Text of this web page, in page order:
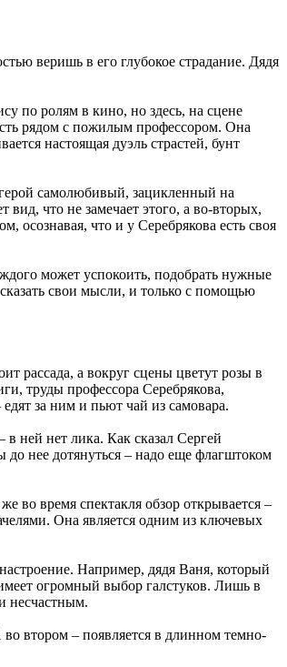
веришь в его глубокое страдание. Дядя
по ролям в кино, но здесь, на сцене
рядом с пожилым профессором. Она
настоящая дуэль страстей, бунт
самолюбивый, зацикленный на
что не замечает этого, а во-вторых,
осознавая, что и у Серебрякова есть своя
может успокоить, подобрать нужные
свои мысли, и только с помощью
рассада, а вокруг сцены цветут розы в
труды профессора Серебрякова,
за ним и пьют чай из самовара.
ней нет лика. Как сказал Сергей
до нее дотянуться – надо еще флагштоком
во время спектакля обзор открывается –
Она является одним из ключевых
Например, дядя Ваня, который
огромный выбор галстуков. Лишь в
несчастным.
втором – появляется в длинном темно-